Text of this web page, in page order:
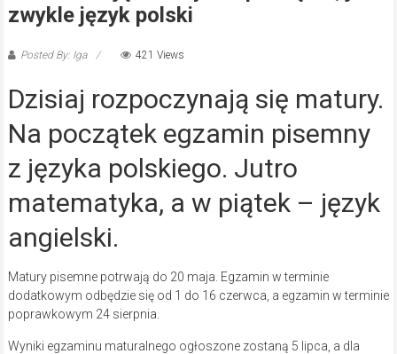
zwykle język polski
Posted By: Iga 421 Views
Dzisiaj rozpoczynają się matury.
Na początek egzamin pisemny
z języka polskiego. Jutro
matematyka, a w piątek – język
angielski.
Matury pisemne potrwają do 20 maja. Egzamin w terminie
dodatkowym odbędzie się od 1 do 16 czerwca, a egzamin w terminie
poprawkowym 24 sierpnia.
Wyniki egzaminu maturalnego ogłoszone zostaną 5 lipca, a dla